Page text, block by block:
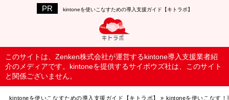
kintoneを使いこなすための導入支援ガイド【キトラボ】
このサイトは、Zenken株式会社が運営するkintone導入支援業者紹
介のメディアです。kintoneを提供するサイボウズ社は、このサイト
と関係ございません。
kintoneを使いこなすための導入支援ガイド【キトラボ】 » kintoneを使いこなす！